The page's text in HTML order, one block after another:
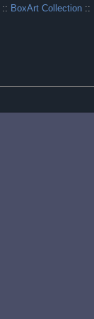
:: BoxArt Collection ::